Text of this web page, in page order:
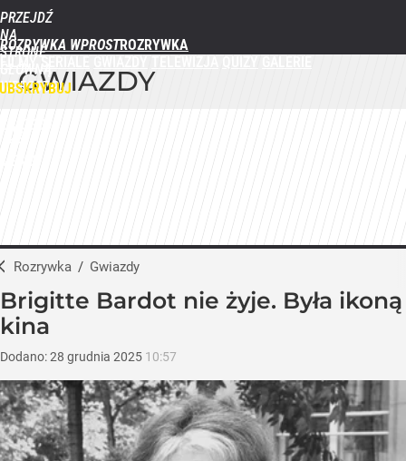
PRZEJDŹ
NA
STRONĘ
GŁÓWNĄ
WPROST.PL
ROZRYWKA WPROST
GWIAZDY
Rozrywka / Gwiazdy
Brigitte Bardot nie żyje. Była ikoną
kina
Dodano:28 grudnia 2025 10:57